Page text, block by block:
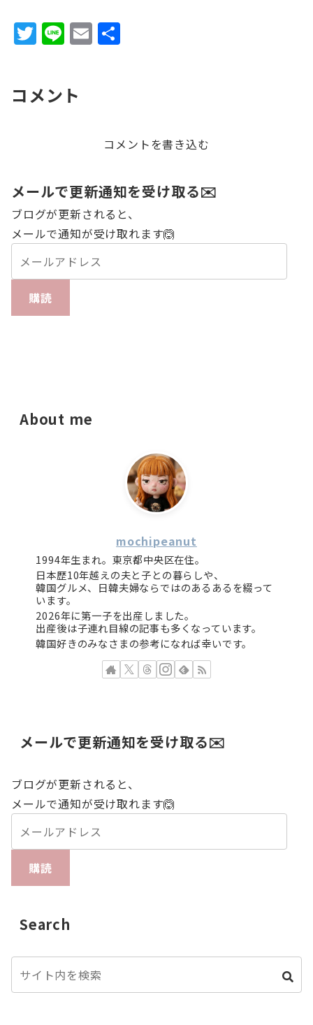
T
w
te
Li
n
E
m
コメント
コメントを書き込む
メールで更新通知を受け取る✉️
ブログが更新されると、
メールで通知が受け取れます🙆
購読
About me
mochipeanut
1994年生まれ。東京都中央区在住。
日本歴10年越えの夫と子との暮らしや、
韓国グルメ、日韓夫婦ならではのあるあるを綴って
います。
2026年に第一子を出産しました。
出産後は子連れ目線の記事も多くなっています。
韓国好きのみなさまの参考になれば幸いです。
メールで更新通知を受け取る✉️
ブログが更新されると、
メールで通知が受け取れます🙆
購読
Search